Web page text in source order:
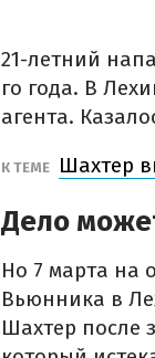
21-летний
го года. В
агента.
К ТЕМЕ Шахтер
Дело
Но 7 марта на
Вьюнника в
Шахтер после